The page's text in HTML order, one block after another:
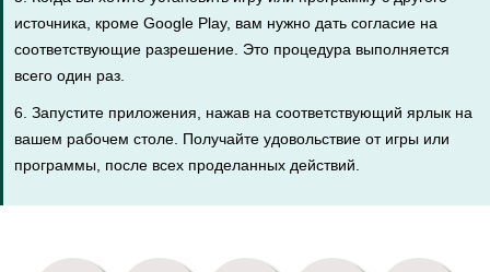
источника, кроме Google Play, вам нужно дать согласие на
соответствующие разрешение. Это процедура выполняется
всего один раз.
6. Запустите приложения, нажав на соответствующий ярлык на
вашем рабочем столе. Получайте удовольствие от игры или
программы, после всех проделанных действий.